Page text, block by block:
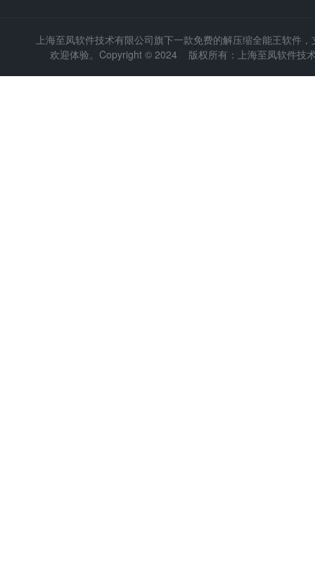
上海至凤软件技术有限公司旗下一款免费的解压缩全能王软件
欢迎体验。Copyright © 2024 版权所有：上海至凤软件技